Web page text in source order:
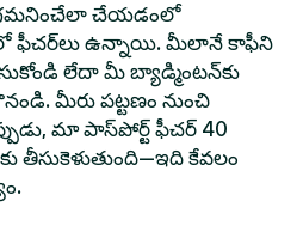
గమనించేలా చేయడంలో
ఫీచర్‌లు ఉన్నాయి. మీలానే కాఫీని
లేదా మీ బ్యాడ్మింటన్‌కు
మీరు పట్టణం నుంచి
మా పాస్‌పోర్ట్ ఫీచర్ 40
తీసుకెళుతుంది—ఇది కేవలం